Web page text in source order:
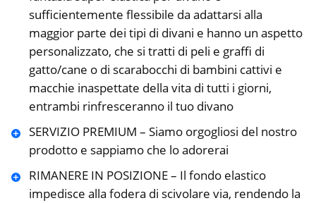
sufficientemente flessibile da adattarsi alla
maggior parte dei tipi di divani e hanno un aspetto
personalizzato, che si tratti di peli e graffi di
gatto/cane o di scarabocchi di bambini cattivi e
macchie inaspettate della vita di tutti i giorni,
entrambi rinfresceranno il tuo divano
SERVIZIO PREMIUM – Siamo orgogliosi del nostro
prodotto e sappiamo che lo adorerai
RIMANERE IN POSIZIONE – Il fondo elastico
impedisce alla fodera di scivolare via, rendendo la